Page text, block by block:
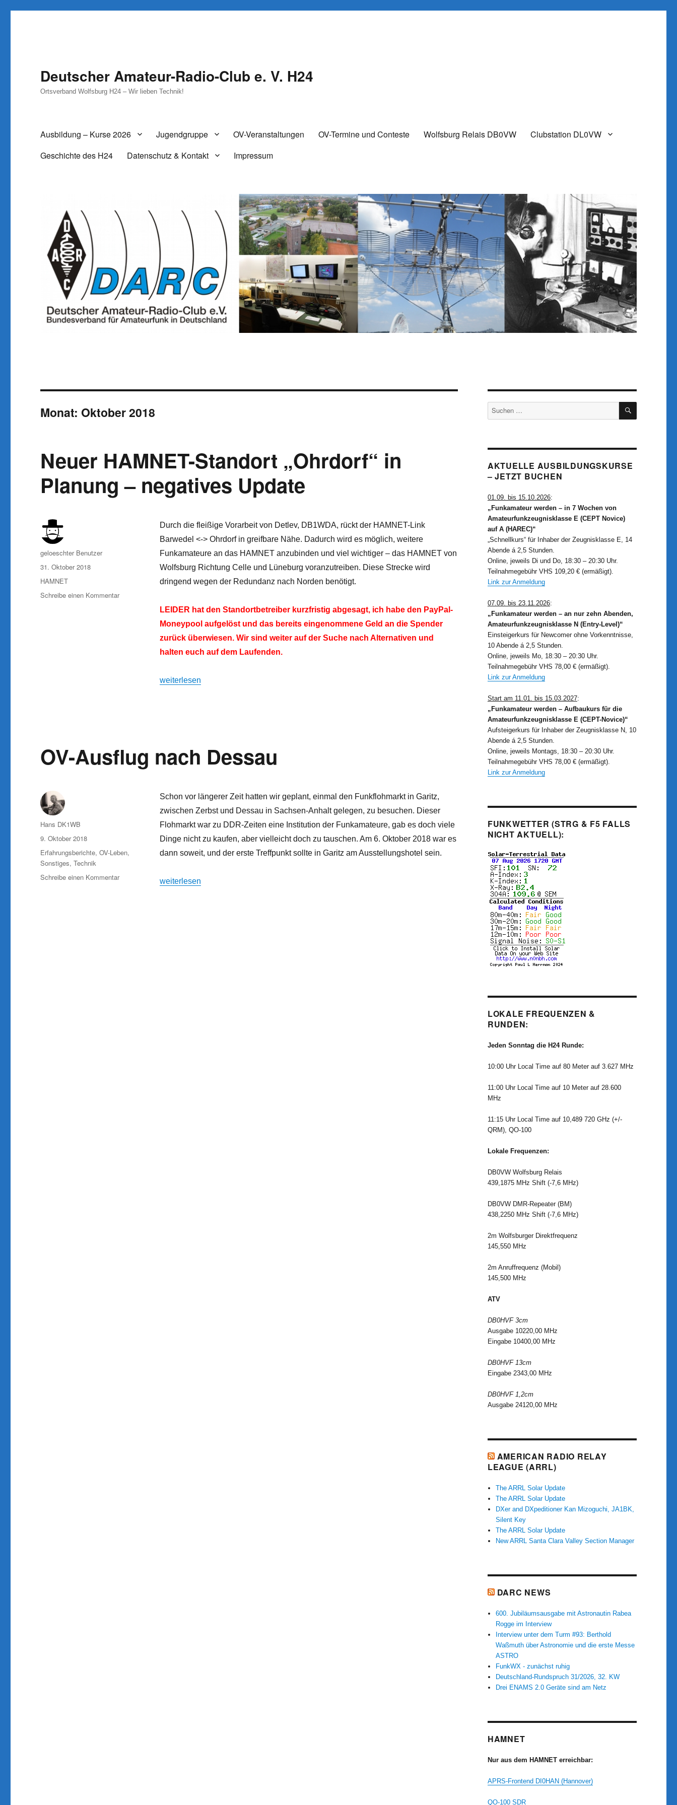
Deutscher Amateur-Radio-Club e. V. H24
Ortsverband Wolfsburg H24 – Wir lieben Technik!
Ausbildung – Kurse 2026 Jugendgruppe OV-Veranstaltungen OV-Termine und Conteste Wolfsburg Relais DB0VW
Clubstation DL0VW
Geschichte des H24
Datenschutz & Kontakt Impressum
Monat: Oktober 2018
Neuer HAMNET-Standort „Ohrdorf“ in
Planung – negatives Update
Durch die fleißige Vorarbeit von Detlev, DB1WDA, rückt der HAMNET-Link
Barwedel <-> Ohrdorf in greifbare Nähe. Dadurch wird es möglich, weitere
Funkamateure an das HAMNET anzubinden und viel wichtiger – das HAMNET von
Wolfsburg Richtung Celle und Lüneburg voranzutreiben. Diese Strecke wird
dringend wegen der Redundanz nach Norden benötigt.
LEIDER hat den Standortbetreiber kurzfristig abgesagt, ich habe den PayPal-
Moneypool aufgelöst und das bereits eingenommene Geld an die Spender
zurück überwiesen. Wir sind weiter auf der Suche nach Alternativen und
halten euch auf dem Laufenden.
„Neuer HAMNET-Standort „Ohrdorf“ in Planung – negatives Update“
weiterlesen
Autor
geloeschter Benutzer
Veröffentlicht
am
31. Oktober 2018
Kategorien
HAMNET
Schreibe einen Kommentarzu
OV-Ausflug nach Dessau
Schon vor längerer Zeit hatten wir geplant, einmal den Funkflohmarkt in Garitz,
zwischen Zerbst und Dessau in Sachsen-Anhalt gelegen, zu besuchen. Dieser
Flohmarkt war zu DDR-Zeiten eine Institution der Funkamateure, gab es doch viele
Dinge nicht zu kaufen, aber vielleicht doch zu tauschen. Am 6. Oktober 2018 war es
dann soweit, und der erste Treffpunkt sollte in Garitz am Ausstellungshotel sein.
„OV-Ausflug nach Dessau“
weiterlesen
Autor
Hans DK1WB
Veröffentlicht
am
9. Oktober 2018
Kategorien
Erfahrungsberichte,OV-Leben,
Sonstiges,Technik
Schreibe einen Kommentarzu
Suchen
nach:
SUCHEN
AKTUELLE AUSBILDUNGSKURSE
– JETZT BUCHEN
01.09. bis 15.10.2026:
„Funkamateur werden – in 7 Wochen von
Amateurfunkzeugnisklasse E (CEPT Novice)
auf A (HAREC)“
„Schnellkurs“ für Inhaber der Zeugnisklasse E, 14
Abende á 2,5 Stunden.
Online, jeweils Di und Do, 18:30 – 20:30 Uhr.
Teilnahmegebühr VHS 109,20 € (ermäßigt).
Link zur Anmeldung
07.09. bis 23.11.2026:
„Funkamateur werden – an nur zehn Abenden,
Amateurfunkzeugnisklasse N (Entry-Level)“
Einsteigerkurs für Newcomer ohne Vorkenntnisse,
10 Abende á 2,5 Stunden.
Online, jeweils Mo, 18:30 – 20:30 Uhr.
Teilnahmegebühr VHS 78,00 € (ermäßigt).
Link zur Anmeldung
Start am 11.01. bis 15.03.2027:
„Funkamateur werden – Aufbaukurs für die
Amateurfunkzeugnisklasse E (CEPT-Novice)“
Aufsteigerkurs für Inhaber der Zeugnisklasse N, 10
Abende á 2,5 Stunden.
Online, jeweils Montags, 18:30 – 20:30 Uhr.
Teilnahmegebühr VHS 78,00 € (ermäßigt).
Link zur Anmeldung
FUNKWETTER (STRG & F5 FALLS
NICHT AKTUELL):
LOKALE FREQUENZEN &
RUNDEN:
Jeden Sonntag die H24 Runde:
10:00 Uhr Local Time auf 80 Meter auf 3.627 MHz
11:00 Uhr Local Time auf 10 Meter auf 28.600
MHz
11:15 Uhr Local Time auf 10,489 720 GHz (+/-
QRM), QO-100
Lokale Frequenzen:
DB0VW Wolfsburg Relais
439,1875 MHz Shift (-7,6 MHz)
DB0VW DMR-Repeater (BM)
438,2250 MHz Shift (-7,6 MHz)
2m Wolfsburger Direktfrequenz
145,550 MHz
2m Anruffrequenz (Mobil)
145,500 MHz
ATV
DB0HVF 3cm
Ausgabe 10220,00 MHz
Eingabe 10400,00 MHz
DB0HVF 13cm
Eingabe 2343,00 MHz
DB0HVF 1,2cm
Ausgabe 24120,00 MHz
AMERICAN RADIO RELAY
LEAGUE (ARRL)
The ARRL Solar Update
The ARRL Solar Update
DXer and DXpeditioner Kan Mizoguchi, JA1BK,
Silent Key
The ARRL Solar Update
New ARRL Santa Clara Valley Section Manager
DARC NEWS
600. Jubiläumsausgabe mit Astronautin Rabea
Rogge im Interview
Interview unter dem Turm #93: Berthold
Waßmuth über Astronomie und die erste Messe
ASTRO
FunkWX - zunächst ruhig
Deutschland-Rundspruch 31/2026, 32. KW
Drei ENAMS 2.0 Geräte sind am Netz
HAMNET
Nur aus dem HAMNET erreichbar:
APRS-Frontend DI0HAN (Hannover)
QO-100 SDR